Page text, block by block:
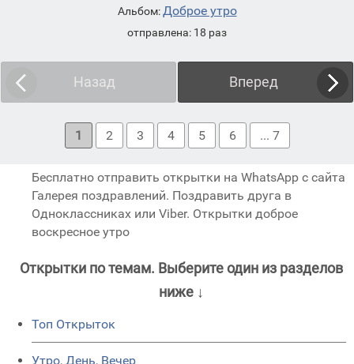
Альбом:Доброе утро
отправлена: 18 раз
Назад Вперед
1 2 3 4 5 6 ... 7
Бесплатно отправить открытки на WhatsApp с сайта
Галерея поздравлений. Поздравить друга в
Одноклассниках или Viber. Открытки доброе
воскресное утро
Открытки по темам. Выберите один из разделов
ниже ↓
Топ Открыток
Утро, День, Вечер